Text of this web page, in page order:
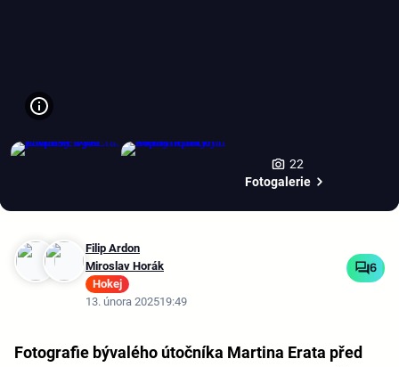
22
Fotogalerie
Filip Ardon
Miroslav Horák
Hokej
13. února 202519:49
6
Fotografie bývalého útočníka Martina Erata před